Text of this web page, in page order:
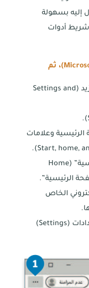
إليه بسهولة
شريط أدوات
)، ثم
اضغط على زر الإعدادات والمزيد (Settings and
وعلامات
من قسم الزر “الصفحة الرئيسية” (Home
الخاص
قم بإغلاق علامة التبويب الإعدادات (Settings)